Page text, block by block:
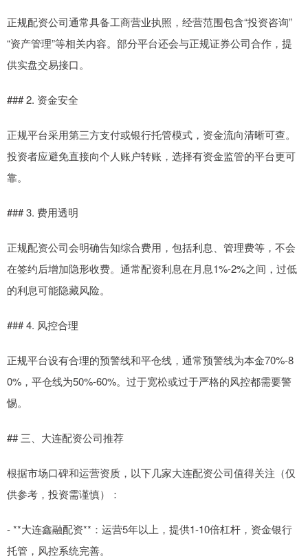
正规配资公司通常具备工商营业执照，经营范围包含“投资咨询”
“资产管理”等相关内容。部分平台还会与正规证券公司合作，提
供实盘交易接口。
### 2. 资金安全
正规平台采用第三方支付或银行托管模式，资金流向清晰可查。
投资者应避免直接向个人账户转账，选择有资金监管的平台更可
靠。
### 3. 费用透明
正规配资公司会明确告知综合费用，包括利息、管理费等，不会
在签约后增加隐形收费。通常配资利息在月息1%-2%之间，过低
的利息可能隐藏风险。
### 4. 风控合理
正规平台设有合理的预警线和平仓线，通常预警线为本金70%-8
0%，平仓线为50%-60%。过于宽松或过于严格的风控都需要警
惕。
## 三、大连配资公司推荐
根据市场口碑和运营资质，以下几家大连配资公司值得关注（仅
供参考，投资需谨慎）：
- **大连鑫融配资**：运营5年以上，提供1-10倍杠杆，资金银行
托管，风控系统完善。